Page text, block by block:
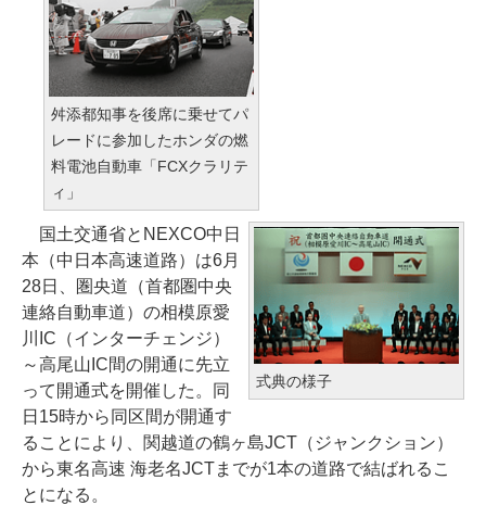
舛添都知事を後席に乗せてパ
レードに参加したホンダの燃
料電池自動車「FCXクラリテ
ィ」
式典の様子
国土交通省とNEXCO中日
本（中日本高速道路）は6月
28日、圏央道（首都圏中央
連絡自動車道）の相模原愛
川IC（インターチェンジ）
～高尾山IC間の開通に先立
って開通式を開催した。同
日15時から同区間が開通す
ることにより、関越道の鶴ヶ島JCT（ジャンクション）
から東名高速 海老名JCTまでが1本の道路で結ばれるこ
とになる。